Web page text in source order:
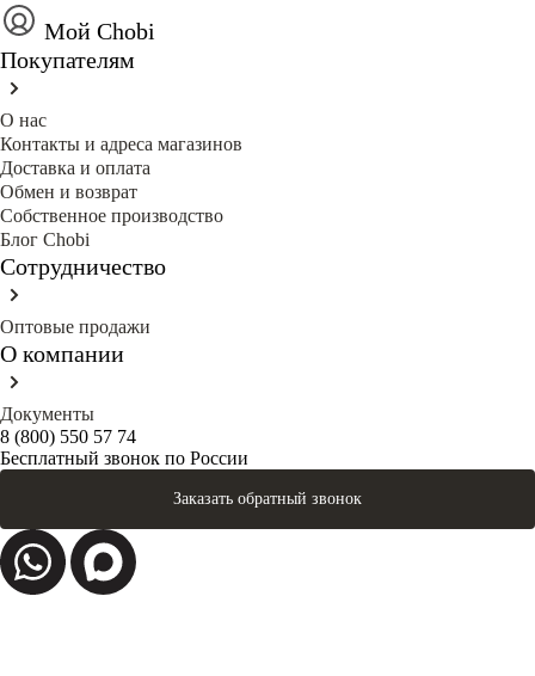
Мой Chobi
Покупателям
О нас
Контакты и адреса магазинов
Доставка и оплата
Обмен и возврат
Собственное производство
Блог Сhobi
Сотрудничество
Оптовые продажи
О компании
Документы
8 (800) 550 57 74
Бесплатный звонок по России
Заказать обратный звонок